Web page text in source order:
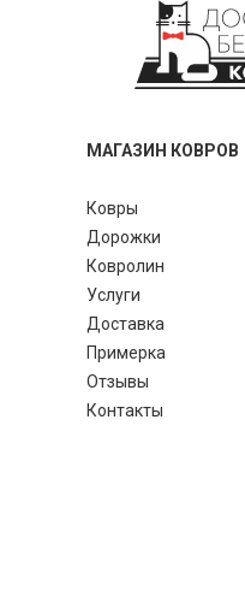
МАГАЗИН КОВРОВ
Ковры
Дорожки
Ковролин
Услуги
Доставка
Примерка
Отзывы
Контакты